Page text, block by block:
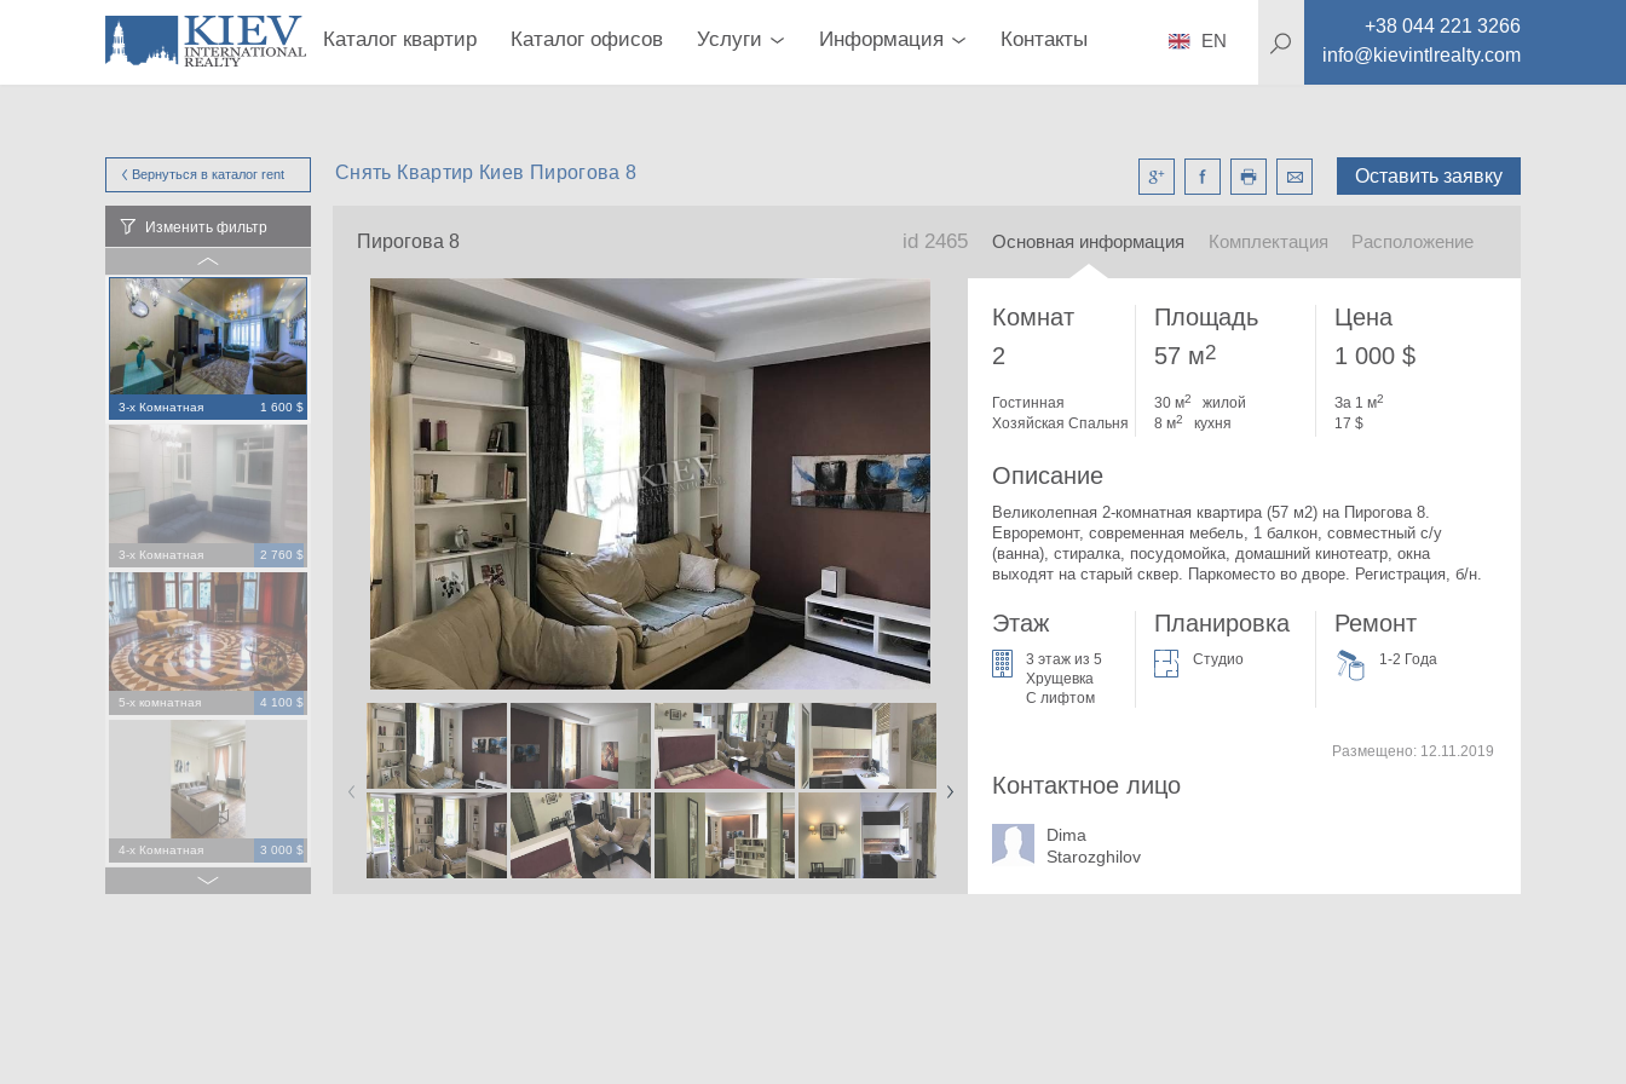
Каталог квартир Каталог офисов Услуги Информация Контакты
+38 044 221 3266
info@kievintlrealty.com
EN
Вернуться в каталог rent Оставить заявку
Снять Квартир Киев Пирогова 8
Изменить фильтр
3-х Комнатная 1 600 $
3-х Комнатная 2 760 $
5-х комнатная 4 100 $
4-х Комнатная 3 000 $
Пирогова 8 id 2465 Основная информация Комплектация Расположение
Комнат
2
Гостинная
Хозяйская Спальня
Площадь
57 м2
30 м2
жилой
8 м2 кухня
Цена
1 000 $
За 1 м2
17 $
Описание
Евроремонт, современная мебель, 1 балкон, совместный с/у
(ванна), стиралка, посудомойка, домашний кинотеатр, окна
выходят на старый сквер. Паркоместо во дворе. Регистрация, б/н.
Этаж
3 этаж из 5
Хрущевка
С лифтом
Планировка
Студио
Ремонт
1-2 Года
Контактное лицо
Dima
Starozghilov
Размещено: 12.11.2019